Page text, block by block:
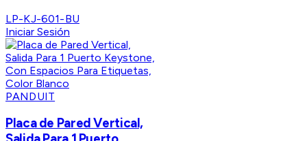
LP-KJ-601-BU
Iniciar Sesión
PANDUIT
Placa de Pared Vertical,